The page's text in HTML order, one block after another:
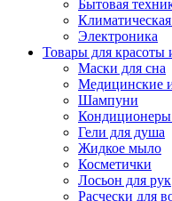
Бытовая
Электроника
Товары для красоты
Маски для сна
Медицинские
Шампуни
Кондиционеры
Гели для душа
Жидкое мыло
Косметички
Лосьон для рук
Расчески для